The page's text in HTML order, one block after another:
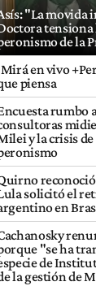
"La movida
de la
en vivo
piensa
rumbo
y la crisis
solicitó el
en
"se ha
de
la gestión de